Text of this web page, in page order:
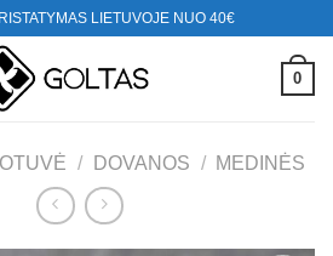
LIETUVOJE NUO 40€
0
/ DOVANOS / MEDINĖS